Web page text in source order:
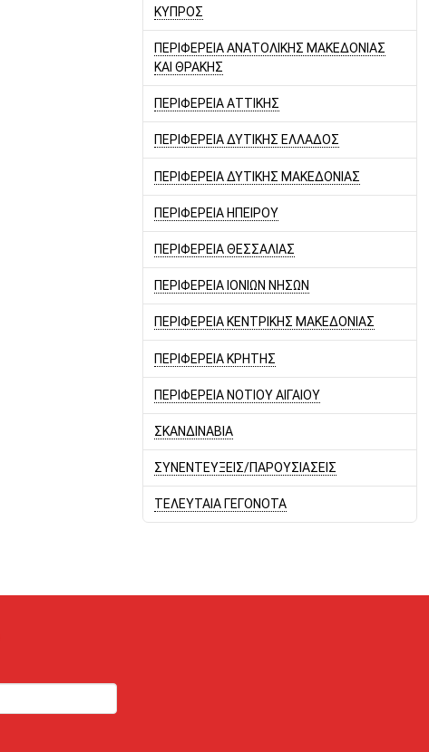
ΚΥΠΡΟΣ
ΠΕΡΙΦΕΡΕΙΑ ΑΝΑΤΟΛΙΚΗΣ ΜΑΚΕΔΟΝΙΑΣ
ΚΑΙ ΘΡΑΚΗΣ
ΠΕΡΙΦΕΡΕΙΑ ΑΤΤΙΚΗΣ
ΠΕΡΙΦΕΡΕΙΑ ΔΥΤΙΚΗΣ ΕΛΛΑΔΟΣ
ΠΕΡΙΦΕΡΕΙΑ ΔΥΤΙΚΗΣ ΜΑΚΕΔΟΝΙΑΣ
ΠΕΡΙΦΕΡΕΙΑ ΗΠΕΙΡΟΥ
ΠΕΡΙΦΕΡΕΙΑ ΘΕΣΣΑΛΙΑΣ
ΠΕΡΙΦΕΡΕΙΑ ΙΟΝΙΩΝ ΝΗΣΩΝ
ΠΕΡΙΦΕΡΕΙΑ ΚΕΝΤΡΙΚΗΣ ΜΑΚΕΔΟΝΙΑΣ
ΠΕΡΙΦΕΡΕΙΑ ΚΡΗΤΗΣ
ΠΕΡΙΦΕΡΕΙΑ ΝΟΤΙΟΥ ΑΙΓΑΙΟΥ
ΣΚΑΝΔΙΝΑΒΙΑ
ΣΥΝΕΝΤΕΥΞΕΙΣ/ΠΑΡΟΥΣΙΑΣΕΙΣ
ΤΕΛΕΥΤΑΙΑ ΓΕΓΟΝΟΤΑ